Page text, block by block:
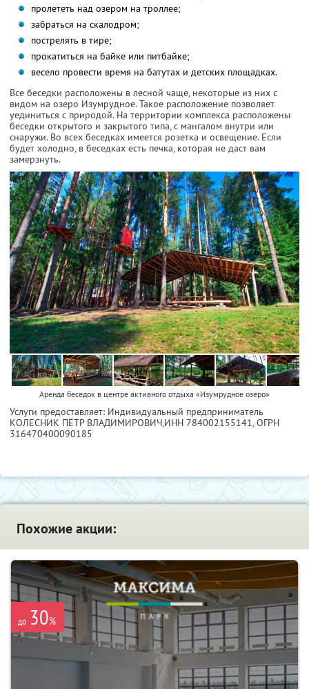
пролететь над озером на троллее;
забраться на скалодром;
пострелять в тире;
прокатиться на байке или питбайке;
весело провести время на батутах и детских площадках.
Все беседки расположены в лесной чаще, некоторые из них с
видом на озеро Изумрудное. Такое расположение позволяет
уединиться с природой. На территории комплекса расположены
беседки открытого и закрытого типа, с мангалом внутри или
снаружи. Во всех беседках имеется розетка и освещение. Если
будет холодно, в беседках есть печка, которая не даст вам
замерзнуть.
Аренда беседок в центре активного отдыха «Изумрудное озеро»
Услуги предоставляет: Индивидуальный предприниматель
КОЛЕСНИК ПЁТР ВЛАДИМИРОВИЧ,ИНН 784002155141, ОГРН
316470400090185
Похожие акции:
до 30%